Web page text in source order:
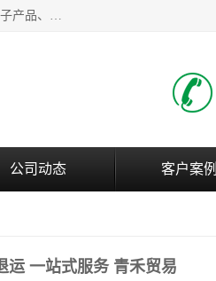
上海青禾贸易有限公司成立于2020年，注册地位于上海市宝山区。经营范围包括：机械设备、五金制品、劳防用品、电子产品、塑胶制品、家具、模具、纺织品、仪器仪表、建筑材料、装饰材料、化工产品、金属制品、机车配件等货物进出口报关、清关服务。
公司动态 客户案例
运 一站式服务 青禾贸易